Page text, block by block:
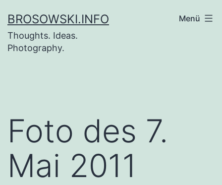
Inhalt
springen
BROSOWSKI.INFO
Thoughts. Ideas.
Photography.
Menü
Foto des 7.
Mai 2011